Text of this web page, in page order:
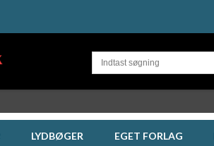
LYDBØGER EGET FORLAG